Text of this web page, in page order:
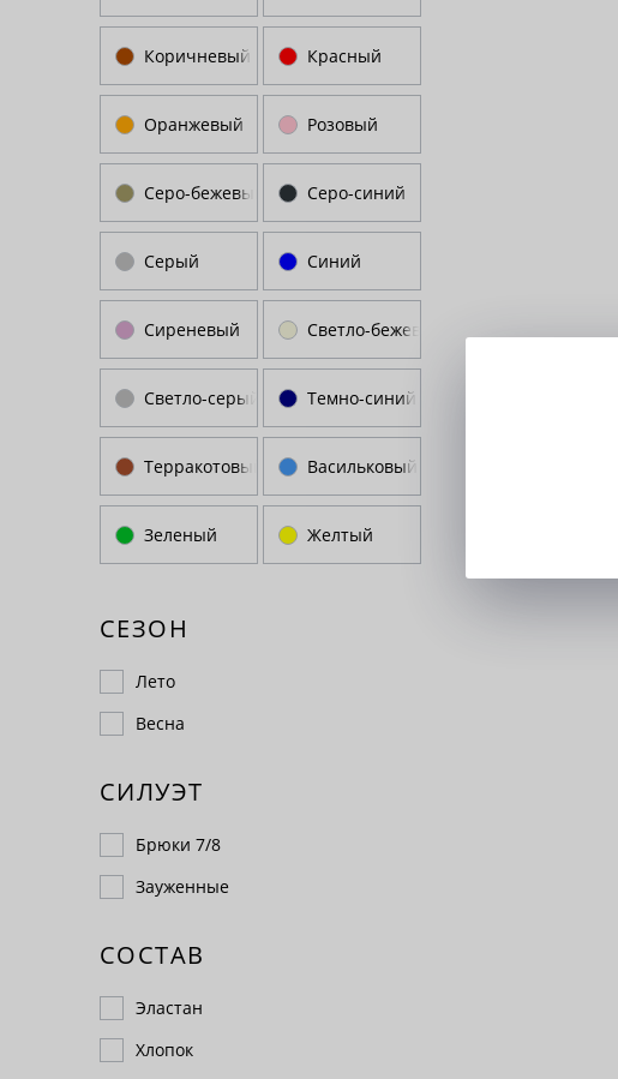
Коричневый Красный
Оранжевый Розовый
Серо-бежевый Серо-синий
Серый Синий
Сиреневый Светло-бежевый
Светло-серый Темно-синий
Терракотовый Васильковый
Зеленый Желтый
СЕЗОН
Лето
Весна
СИЛУЭТ
Брюки 7/8
Зауженные
СОСТАВ
Эластан
Хлопок